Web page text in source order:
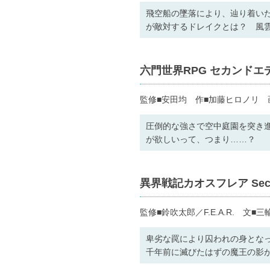
飛空船の墜落により、辿り着い
が敵対するドレイクとは？ 風
六門世界RPG セカンドエ
監修■安田均 作■加藤ヒロノリ
圧倒的な強さで空中庭園を突き
が欲しいって、つまり……？
異界戦記カオスフレア
監修■鈴吹太郎／F.E.A.R. 文■三
卑劣な罠により囚われの身とな
千年前に滅びたはずの魔王の